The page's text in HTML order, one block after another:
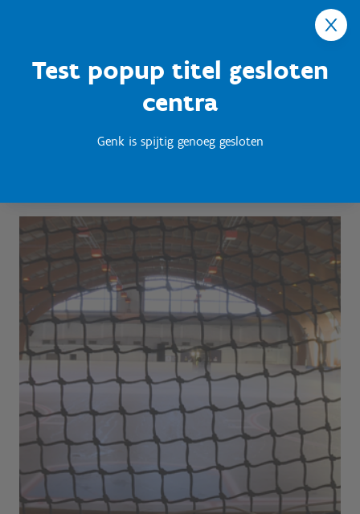
Test popup titel gesloten
centra
Genk is spijtig genoeg gesloten